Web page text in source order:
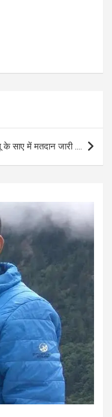
के साए में मतदान जारी ….